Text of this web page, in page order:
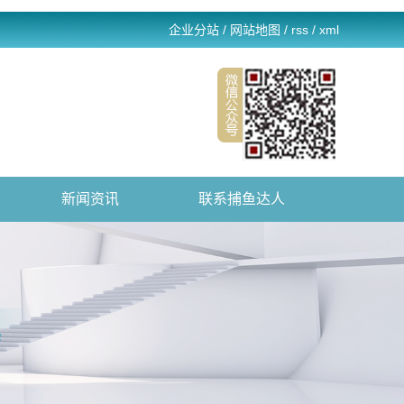
企业分站 / 网站地图 / rss / xml
新闻资讯 联系捕鱼达人